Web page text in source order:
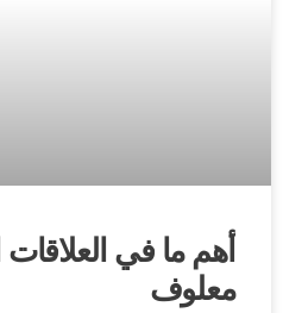
أهم ما في
معلوف